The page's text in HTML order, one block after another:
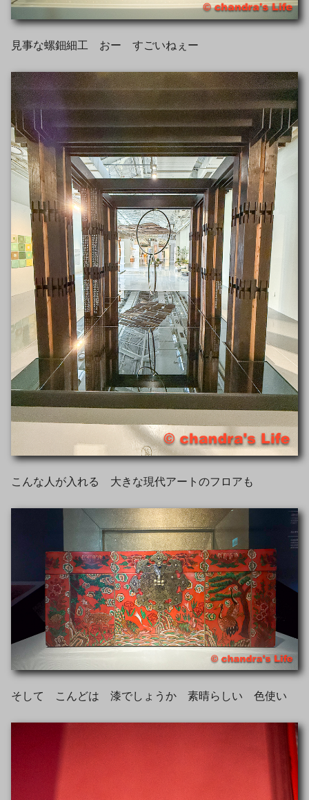
見事な螺鈿細工 おー すごいねぇー
こんな人が入れる 大きな現代アートのフロアも
そして こんどは 漆でしょうか 素晴らしい 色使い